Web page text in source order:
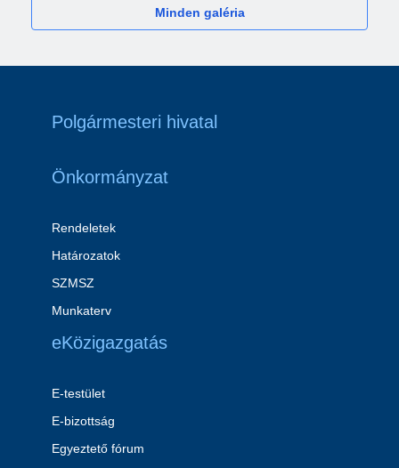
Minden galéria
Polgármesteri hivatal
Önkormányzat
Rendeletek
Határozatok
SZMSZ
Munkaterv
eKözigazgatás
E-testület
E-bizottság
Egyeztető fórum